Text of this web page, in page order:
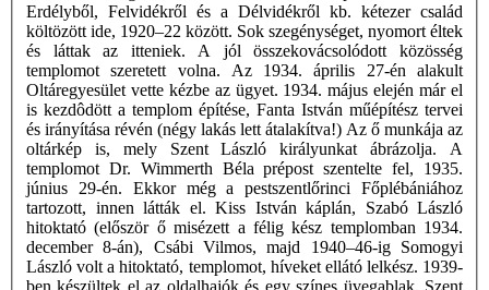
Erdélyből, Felvidékről és a Délvidékről kb. kétezer család
költözött ide, 1920–22 között. Sok szegénységet, nyomort éltek
és láttak az itteniek. A jól összekovácsolódott közösség
templomot szeretett volna. Az 1934. április 27-én alakult
Oltáregyesület vette kézbe az ügyet. 1934. május elején már el
is kezdôdött a templom építése, Fanta István műépítész tervei
és irányítása révén (négy lakás lett átalakítva!) Az ő munkája az
oltárkép is, mely Szent László királyunkat ábrázolja. A
templomot Dr. Wimmerth Béla prépost szentelte fel, 1935.
június 29-én. Ekkor még a pestszentlőrinci Főplébániához
tartozott, innen látták el. Kiss István káplán, Szabó László
hitoktató (először ő misézett a félig kész templomban 1934.
december 8-án), Csábi Vilmos, majd 1940–46-ig Somogyi
László volt a hitoktató, templomot, híveket ellátó lelkész. 1939-